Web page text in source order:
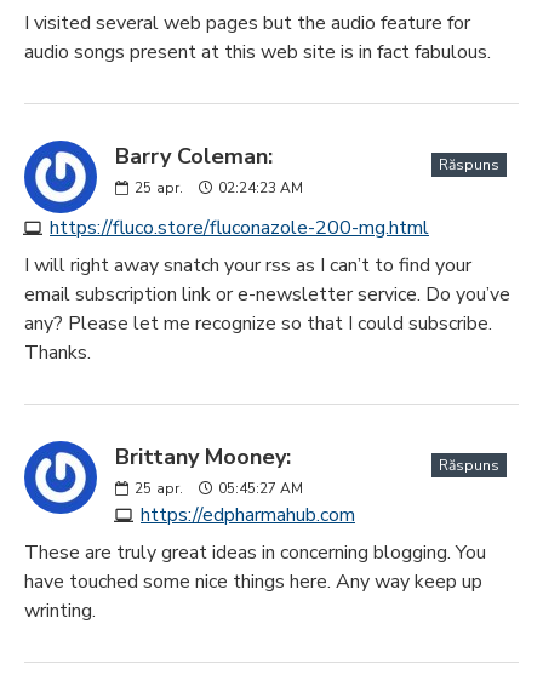
I visited several web pages but the audio feature for
audio songs present at this web site is in fact fabulous.
Barry Coleman:
25 apr. 02:24:23 AM
https://fluco.store/fluconazole-200-mg.html
Răspuns
I will right away snatch your rss as I can’t to find your
email subscription link or e-newsletter service. Do you’ve
any? Please let me recognize so that I could subscribe.
Thanks.
Brittany Mooney:
25 apr. 05:45:27 AM
https://edpharmahub.com
Răspuns
These are truly great ideas in concerning blogging. You
have touched some nice things here. Any way keep up
wrinting.